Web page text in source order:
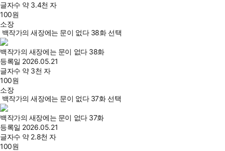
글자수 약 3.4천 자
100원
소장
백작가의 새장에는 문이 없다 38화 선택
백작가의 새장에는 문이 없다 38화
등록일 2026.05.21
글자수 약 3천 자
100원
소장
백작가의 새장에는 문이 없다 37화 선택
백작가의 새장에는 문이 없다 37화
등록일 2026.05.21
글자수 약 2.8천 자
100원